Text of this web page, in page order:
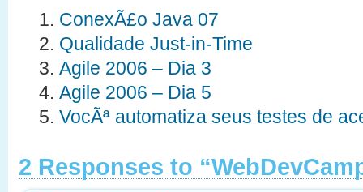
ConexÃ£o Java 07
Qualidade Just-in-Time
Agile 2006 – Dia 3
Agile 2006 – Dia 5
VocÃª automatiza seus testes de
2 Responses to